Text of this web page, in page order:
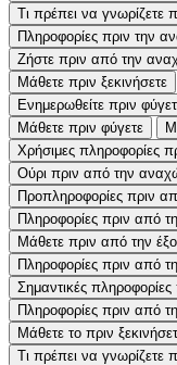
Τι πρέπει να γνωρίζετε
Πληροφορίες πριν την
Ζήστε πριν από την
Μάθετε πριν ξεκινήσετε
Ενημερωθείτε πριν
Μάθετε πριν φύγετε
Χρήσιμες πληροφορίες
Ούρι πριν από την
Προπληροφορίες πριν
Πληροφορίες πριν από
Μάθετε πριν από την
Πληροφορίες πριν από
Σημαντικές
Πληροφορίες πριν από
Μάθετε το πριν
Τι πρέπει να